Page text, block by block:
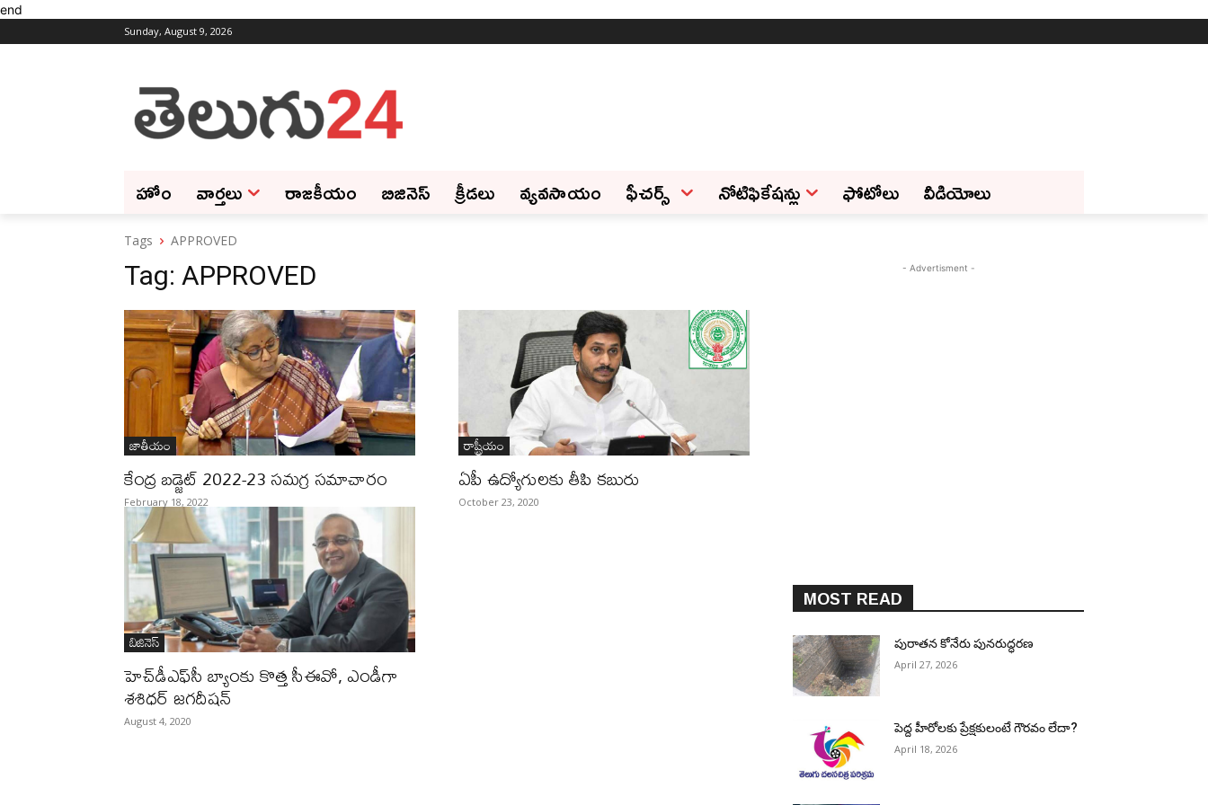
end
Sunday, August 9, 2026
హోం వార్తలు రాజకీయం బిజినెస్‌ క్రీడలు వ్యవసాయం ఫీచ‌ర్స్ ‌ నోటిఫికేషన్లు ఫోటోలు వీడియోలు
Tags APPROVED
Tag: APPROVED
జాతీయం
కేంద్ర బడ్జెట్‌ 2022-23 సమగ్ర సమాచారం
February 18, 2022
రాష్ట్రీయం
ఏపీ ఉద్యోగులకు‌ తీపి కబురు
October 23, 2020
బిజినెస్‌
హెచ్‌డీఎఫ్‌సీ బ్యాంకు కొత్త సీఈవో, ఎండీగా
శశిధర్‌ జగదీషన్‌
August 4, 2020
- Advertisment -
MOST READ
పురాత‌న కోనేరు పున‌రుద్ధ‌ర‌ణ
April 27, 2026
పెద్ద హీరోల‌కు ప్రేక్ష‌కులంటే గౌర‌వం లేదా?
April 18, 2026